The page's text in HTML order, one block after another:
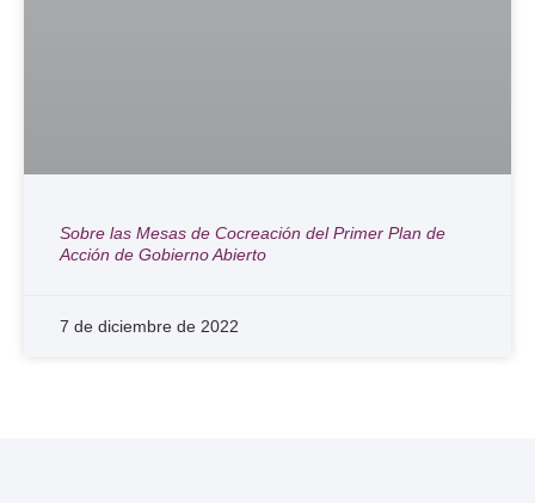
Sobre las Mesas de Cocreación del Primer Plan de
Acción de Gobierno Abierto
7 de diciembre de 2022